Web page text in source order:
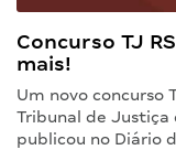
Concurso TJ
mais!
Um novo concurso
Tribunal de Justiça
publicou no Diário